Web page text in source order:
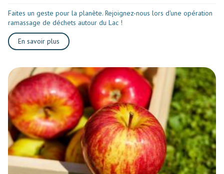
Faites un geste pour la planète. Rejoignez-nous lors d'une opération
ramassage de déchets autour du Lac !
En savoir plus